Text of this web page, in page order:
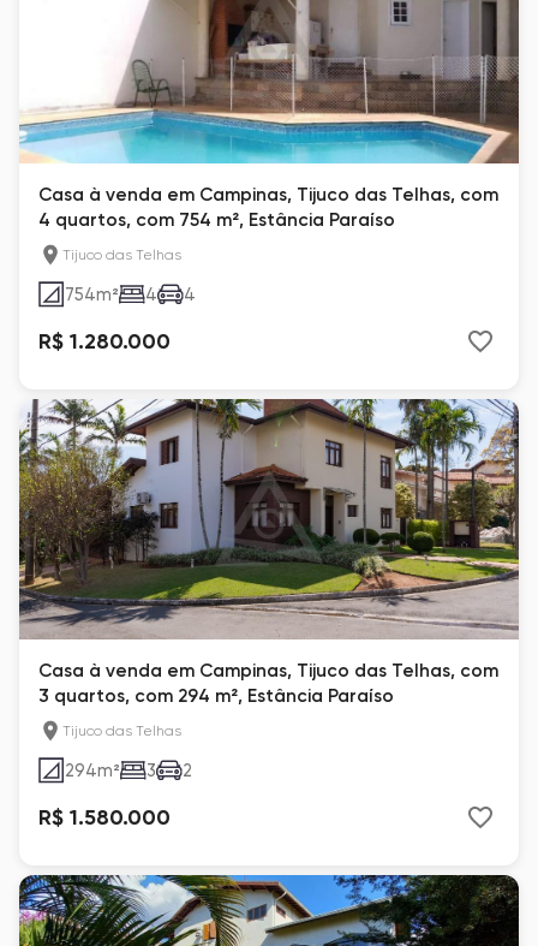
Casa à venda em Campinas, Tijuco das Telhas, com
4 quartos, com 754 m², Estância Paraíso
Tijuco das Telhas
754m² 4 4
R$ 1.280.000
Casa à venda em Campinas, Tijuco das Telhas, com
3 quartos, com 294 m², Estância Paraíso
Tijuco das Telhas
294m² 3 2
R$ 1.580.000